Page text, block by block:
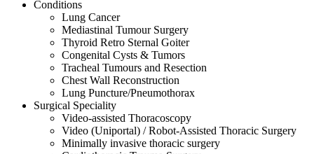
Conditions
Lung Cancer
Mediastinal Tumour Surgery
Thyroid Retro Sternal Goiter
Congenital Cysts & Tumors
Tracheal Tumours and Resection
Chest Wall Reconstruction
Lung Puncture/Pneumothorax
Surgical Speciality
Video-assisted Thoracoscopy
Video (Uniportal) / Robot-Assisted Thoracic Surgery
Minimally invasive thoracic surgery